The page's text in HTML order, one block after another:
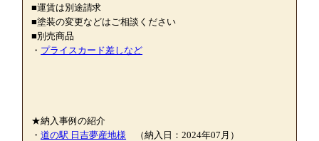
■運賃は別途請求
■塗装の変更などはご相談ください
■別売商品
・ プライスカード差しなど
★納入事例の紹介
・道の駅 日吉夢産地様 （納入日：2024年07月）